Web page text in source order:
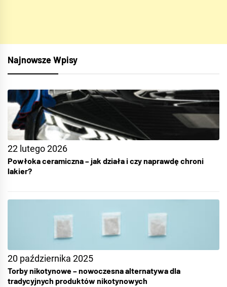
Najnowsze Wpisy
22 lutego 2026
Powłoka ceramiczna – jak działa i czy naprawdę chroni
lakier?
20 października 2025
Torby nikotynowe – nowoczesna alternatywa dla
tradycyjnych produktów nikotynowych